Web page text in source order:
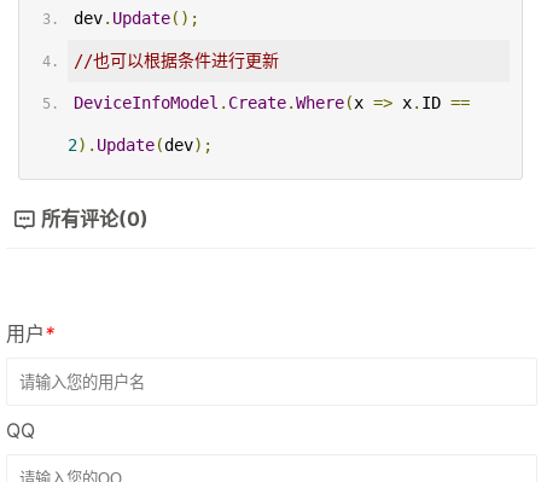
dev. Update();
//也可以根据条件进行更新
DeviceInfoModel . Create.Where(x => x. ID ==
2). Update(dev);
所有评论(0)
用户*
QQ